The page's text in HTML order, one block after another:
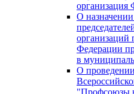
О назначении
организаций
Федерации
в
О
"Профсоюзы